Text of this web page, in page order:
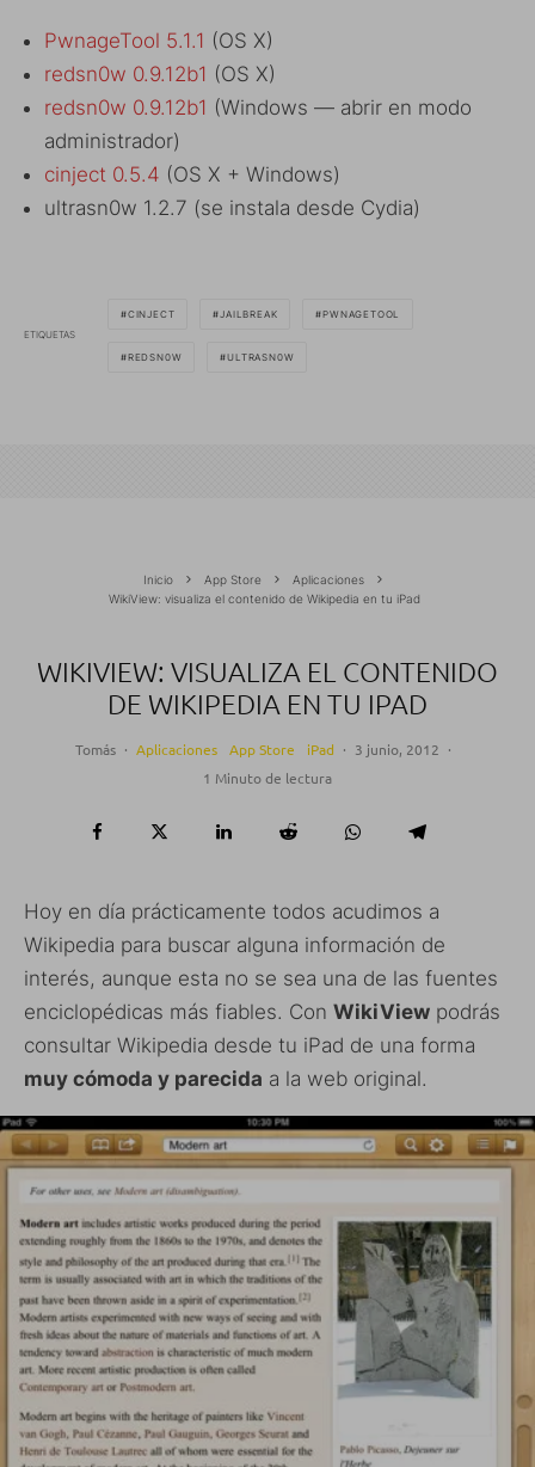
PwnageTool 5.1.1 (OS X)
redsn0w 0.9.12b1 (OS X)
redsn0w 0.9.12b1 (Windows — abrir en modo
administrador)
cinject 0.5.4 (OS X + Windows)
ultrasn0w 1.2.7 (se instala desde Cydia)
ETIQUETAS
CINJECT JAILBREAK PWNAGETOOL
REDSN0W ULTRASN0W
Inicio App Store
Aplicaciones
WikiView: visualiza el contenido de Wikipedia en tu iPad
WIKIVIEW: VISUALIZA EL CONTENIDO
DE WIKIPEDIA EN TU IPAD
Tomás · Aplicaciones App Store iPad · 3 junio, 2012 ·
1 Minuto de lectura
Hoy en día prácticamente todos acudimos a
Wikipedia para buscar alguna información de
interés, aunque esta no se sea una de las fuentes
enciclopédicas más fiables. Con WikiView podrás
consultar Wikipedia desde tu iPad de una forma
muy cómoda y parecida a la web original.